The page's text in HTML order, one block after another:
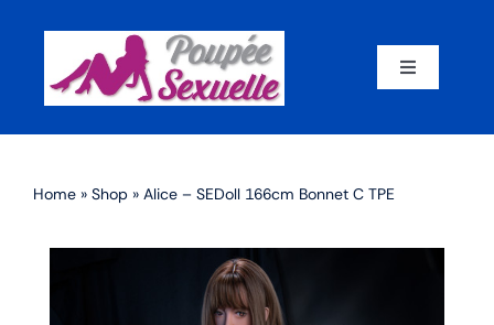
content
Toggle
Par corps
Home » Shop » Alice – SEDoll 166cm Bonnet C TPE